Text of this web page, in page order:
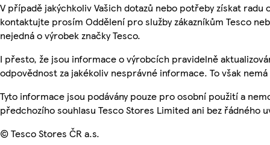
V případě jakýchkoliv Vašich dotazů nebo potřeby získat radu
kontaktujte prosím Oddělení pro služby zákazníkům Tesco
nejedná o výrobek značky Tesco.
I přesto, že jsou informace o výrobcích pravidelně
odpovědnost za jakékoliv nesprávné informace. To však
Tyto informace jsou podávány pouze pro osobní použití a
předchozího souhlasu Tesco Stores Limited ani bez řádného
© Tesco Stores ČR a.s.